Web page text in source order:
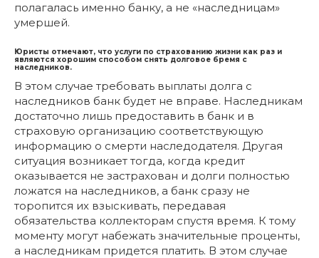
полагалась именно банку, а не «наследницам»
умершей.
Юристы отмечают, что услуги по страхованию жизни как раз и
являются хорошим способом снять долговое бремя с
наследников.
В этом случае требовать выплаты долга с
наследников банк будет не вправе. Наследникам
достаточно лишь предоставить в банк и в
страховую организацию соответствующую
информацию о смерти наследодателя. Другая
ситуация возникает тогда, когда кредит
оказывается не застрахован и долги полностью
ложатся на наследников, а банк сразу не
торопится их взыскивать, передавая
обязательства коллекторам спустя время. К тому
моменту могут набежать значительные проценты,
а наследникам придется платить. В этом случае